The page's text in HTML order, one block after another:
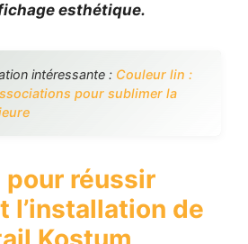
esthétique.
intéressante : Couleur lin :
pour sublimer la
pour réussir
l’installation de